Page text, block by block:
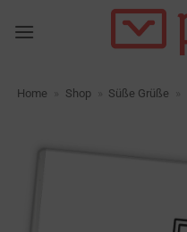
Inhalt
Home Shop Süße Grüße